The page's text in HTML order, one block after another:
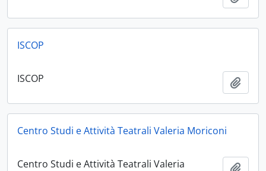
ISCOP
ISCOP
Centro Studi e Attività Teatrali Valeria Moriconi
Centro Studi e Attività Teatrali Valeria